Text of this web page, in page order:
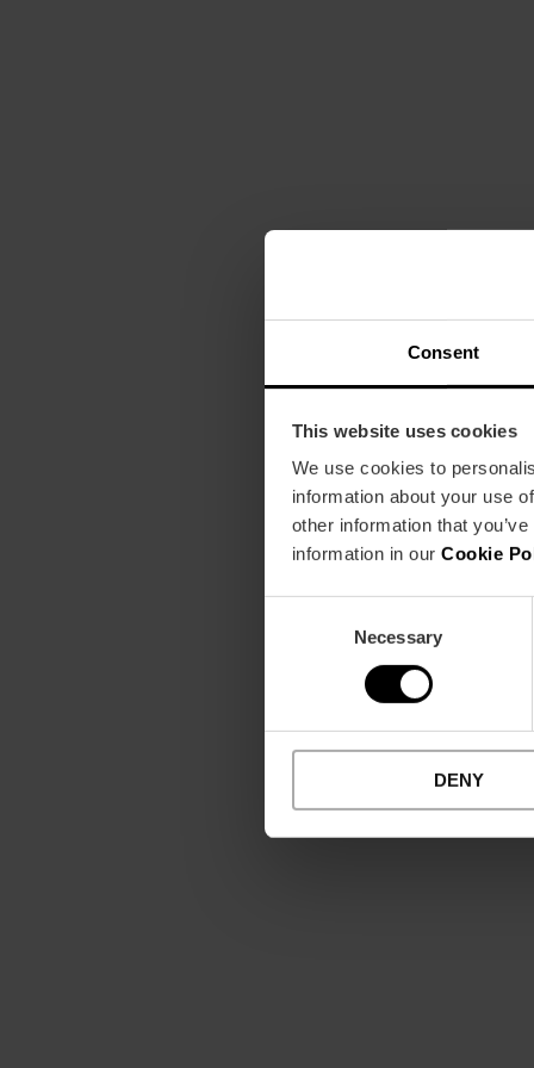
Consent
This website uses cookies
We use cookies to
information about your use
other information that
information in our Cookie
Necessary
DENY